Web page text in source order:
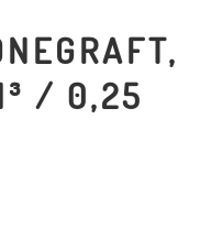
/ 0,25